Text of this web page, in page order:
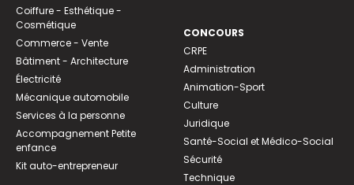
Coiffure - Esthétique -
Cosmétique
Commerce - Vente
Bâtiment - Architecture
Électricité
Mécanique automobile
Services à la personne
Accompagnement Petite
enfance
Kit auto-entrepreneur
CONCOURS
CRPE
Administration
Animation-Sport
Culture
Juridique
Santé-Social et Médico-Social
Sécurité
Technique